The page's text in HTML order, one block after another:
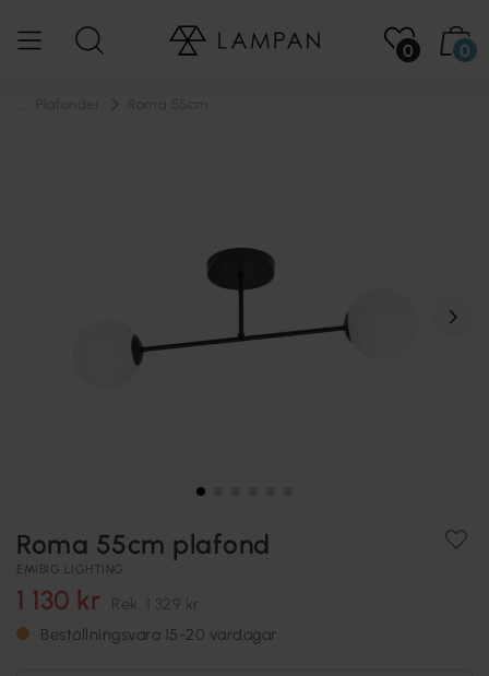
0 0
Roma 55cm plafond
EMIBIG LIGHTING
1 130 kr Rek. 1 329 kr
Beställningsvara 15-20 vardagar